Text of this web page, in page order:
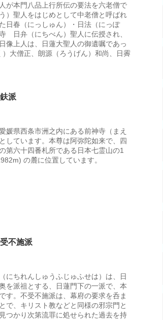
が本門八品上行所伝の要法を六老僧で
）聖人をはじめとして中老僧と呼ばれ
日春（にっしゅん）・日法（にっぽ
日弁（にちべん）聖人に伝授され、
像上人は、日蓮大聖人の御遺嘱であっ
大僧正、朗源（ろうげん）和尚、日霽
派
媛県西条市洲之内にある前神寺（まえ
しています。本尊は阿弥陀如来で、四
第六十四番札所である日本七霊山の1
の麓に位置しています。
不施派
にちれんしゅうふじゅふせは）は、日
を派祖とする、日蓮門下の一派で、本
す。不受不施派は、幕府の要求を呑ま
で、キリスト教などと同様の邪宗門と
つかり次第流罪に処せられた過去を持